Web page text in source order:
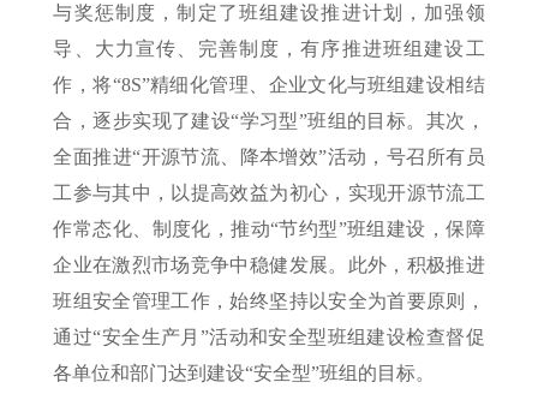
与奖惩制度，制定了班组建设推进计划，加强领
导、大力宣传、完善制度，有序推进班组建设工
作，将“8S”精细化管理、企业文化与班组建设相结
合，逐步实现了建设“学习型”班组的目标。其次，
全面推进“开源节流、降本增效”活动，号召所有员
工参与其中，以提高效益为初心，实现开源节流工
作常态化、制度化，推动“节约型”班组建设，保障
企业在激烈市场竞争中稳健发展。此外，积极推进
班组安全管理工作，始终坚持以安全为首要原则，
通过“安全生产月”活动和安全型班组建设检查督促
各单位和部门达到建设“安全型”班组的目标。